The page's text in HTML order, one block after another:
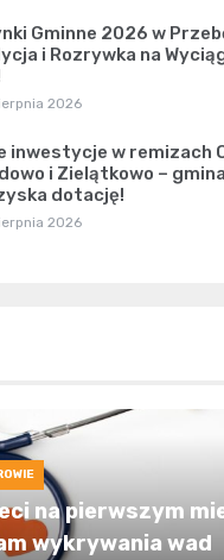
Gminne 2026 w
i Rozrywka na
2026
inwestycje w remizach
i Zielątkowo –
dotację!
2026
na pierwszym
wykrywania wad